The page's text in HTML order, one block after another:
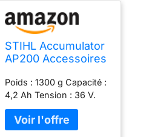
STIHL Accumulator
AP200 Accessoires
Jardinage Machines
Poids : 1300 g Capacité :
4,2 Ah Tension : 36 V.